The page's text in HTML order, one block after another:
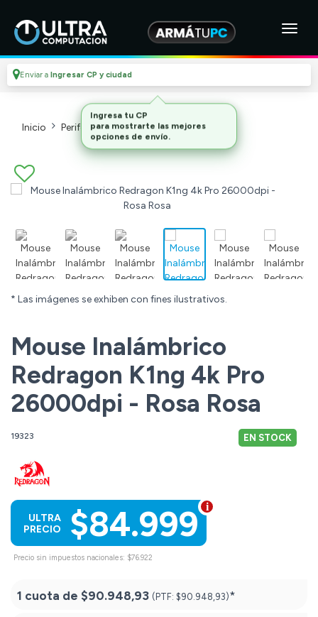
Enviar a Ingresar CP y ciudad
Inicio Perifericos Mouses_2
* Las imágenes se exhiben con fines ilustrativos.
Mouse Inalámbrico
Redragon K1ng 4k Pro
26000dpi - Rosa Rosa
19323 EN STOCK
$84.999
ULTRA
PRECIO
Precio sin impuestos nacionales: $76.922
1 cuota de $90.948,93 (PTF: $90.948,93)*